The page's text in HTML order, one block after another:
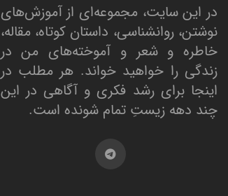
در این سایت، مجموعه‌ای از آموزش‌های
نوشتن، روانشناسی، داستان کوتاه، مقاله،
خاطره و شعر و آموخته‌های من در
زندگی را خواهید خواند. هر مطلب در
اینجا برای رشد فکری و آگاهی در این
چند دهه زیستِ تمام شونده است.